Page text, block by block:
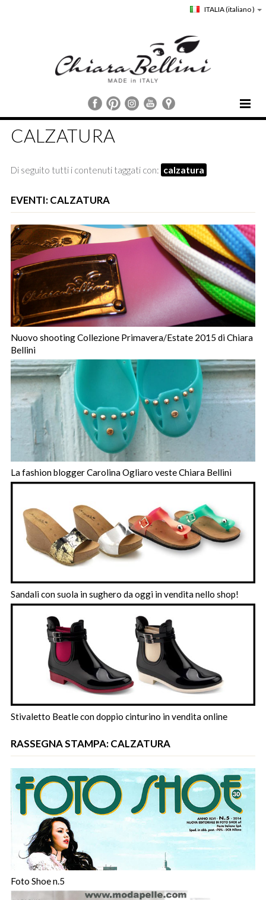
ITALIA(italiano )
HOME
CHIARA BELLINI
COMUNICAZIONE
CUSTOMER SERVICE
CALZATURA
Di seguito tutti i contenuti taggati con: calzatura
EVENTI: CALZATURA
Nuovo shooting Collezione Primavera/Estate 2015 di Chiara
Bellini
La fashion blogger Carolina Ogliaro veste Chiara Bellini
Sandali con suola in sughero da oggi in vendita nello shop!
Stivaletto Beatle con doppio cinturino in vendita online
RASSEGNA STAMPA: CALZATURA
Foto Shoe n.5